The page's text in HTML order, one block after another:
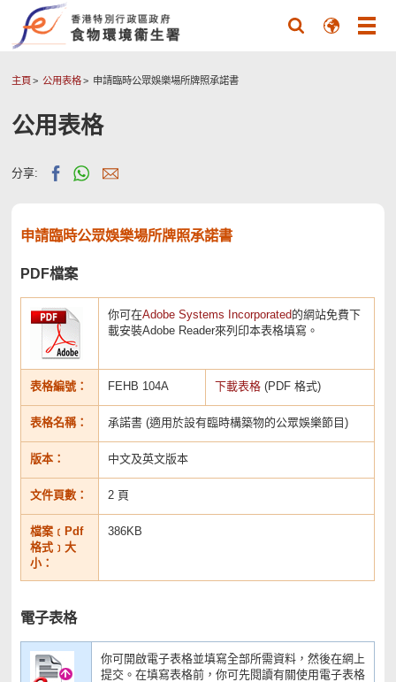
主頁 公用表格 申請臨時公眾娛樂場所牌照承諾書
公用表格
分享:
申請臨時公眾娛樂場所牌照承諾書
PDF檔案
你可在Adobe Systems Incorporated的網站免費下
載安裝Adobe Reader來列印本表格填寫。
表格編號： FEHB 104A 下載表格 (PDF 格式)
表格名稱： 承諾書 (適用於設有臨時構築物的公眾娛樂節目)
版本： 中文及英文版本
文件頁數： 2 頁
檔案﹝Pdf
格式﹞大
小：
386KB
電子表格
你可開啟電子表格並填寫全部所需資料，然後在網上
提交。在填寫表格前，你可先閱讀有關使用電子表格